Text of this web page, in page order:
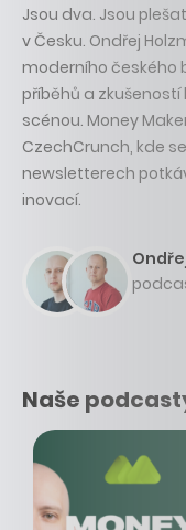
Jsou dva. Jsou
v Česku. Ondřej
moderního českého
příběhů a zkušeností
scénou. Money
CzechCrunch, kde
newsletterech
inovací.
Naše